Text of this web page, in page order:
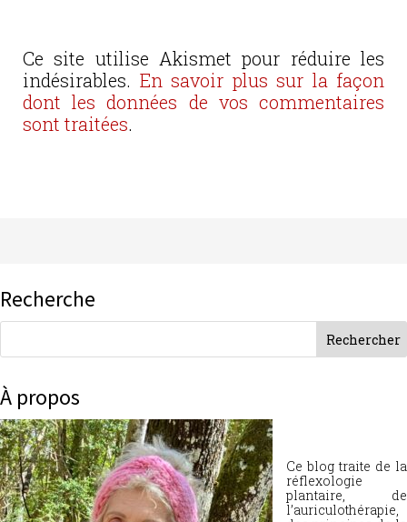
Ce site utilise Akismet pour réduire les
indésirables. En savoir plus sur la façon
dont les données de vos commentaires
sont traitées.
Recherche
À propos
Ce blog traite de la
réflexologie
plantaire, de
l’auriculothérapie,